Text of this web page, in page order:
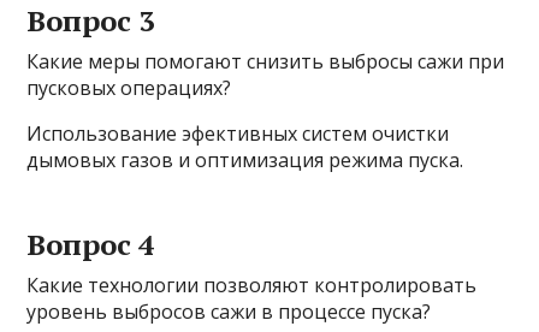
Вопрос 3
Какие меры помогают снизить выбросы сажи при
пусковых операциях?
Использование эфективных систем очистки
дымовых газов и оптимизация режима пуска.
Вопрос 4
Какие технологии позволяют контролировать
уровень выбросов сажи в процессе пуска?